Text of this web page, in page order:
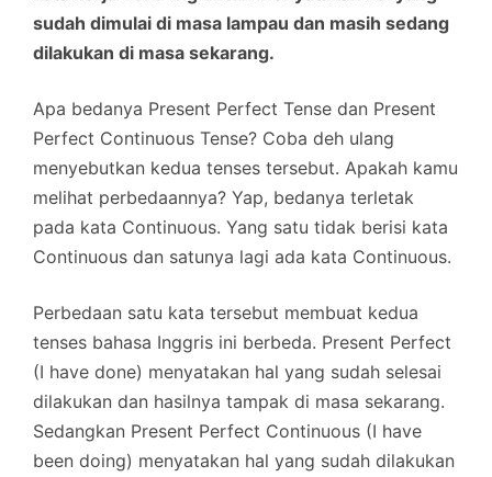
sudah dimulai di masa lampau dan masih sedang
dilakukan di masa sekarang.
Apa bedanya Present Perfect Tense dan Present
Perfect Continuous Tense? Coba deh ulang
menyebutkan kedua tenses tersebut. Apakah kamu
melihat perbedaannya? Yap, bedanya terletak
pada kata Continuous. Yang satu tidak berisi kata
Continuous dan satunya lagi ada kata Continuous.
Perbedaan satu kata tersebut membuat kedua
tenses bahasa Inggris ini berbeda. Present Perfect
(I have done) menyatakan hal yang sudah selesai
dilakukan dan hasilnya tampak di masa sekarang.
Sedangkan Present Perfect Continuous (I have
been doing) menyatakan hal yang sudah dilakukan